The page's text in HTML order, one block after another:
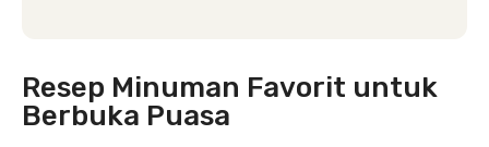
Resep Minuman Favorit untuk
Berbuka Puasa